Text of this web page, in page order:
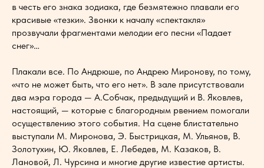
в честь его знака зодиака, где безмятежно плавали его
красивые «тезки». Звонки к началу «спектакля»
прозвучали фрагментами мелодии его песни «Падает
снег»…
Плакали все. По Андрюше, по Андрею Миронову, по тому,
«что не может быть, что его нет». В зале присутствовали
два мэра города — А.Собчак, предыдущий и В. Яковлев,
настоящий, — которые с благородным рвением помогали
осуществлению этого события. На сцене блистательно
выступали М. Миронова, Э. Быстрицкая, М. Ульянов, В.
Золотухин, Ю. Яковлев, Е. Лебедев, М. Казаков, В.
Лановой, Л. Чурсина и многие другие известие артисты.